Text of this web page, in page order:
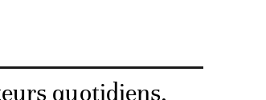
quotidiens,